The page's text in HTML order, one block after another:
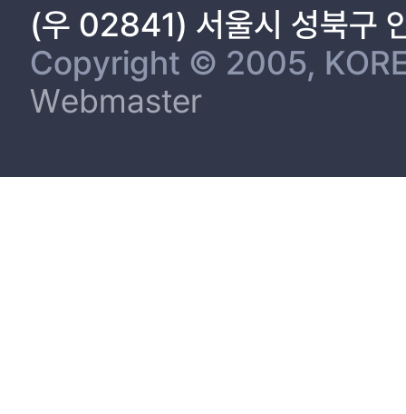
(우 02841) 서울시 성북구
Copyright © 2005,
Webmaster